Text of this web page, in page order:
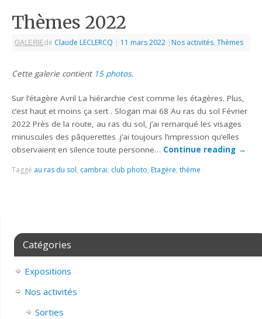
Thèmes 2022
GALERIEde Claude LECLERCQ | 11 mars 2022 | Nos activités,Thèmes
Cette galerie contient 15 photos.
Sur l’étagère Avril La hiérarchie c’est comme les étagères. Plus,
c’est haut et moins ça sert . Slogan mai 68 Au ras du sol Février
2022 Près de la route, au ras du sol, j’ai remarqué les visages
minuscules des pâquerettes .j’ai toujours l’impression qu’elles
observaient en silence toute personne… Continue reading →
Taggé au ras du sol, cambrai, club photo, Etagère,thème
Catégories
Expositions
Nos activités
Sorties